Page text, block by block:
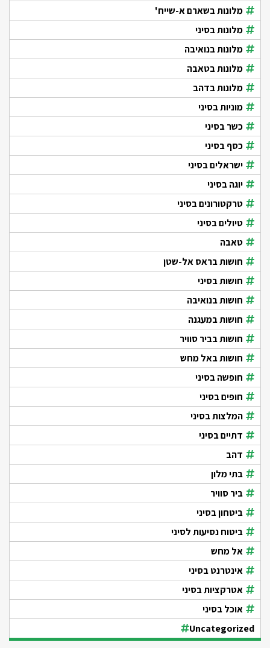
מלונות בשארם א-שייח'
מלונות בסיני
מלונות בנואיבה
מלונות בטאבה
מלונות בדהב
מוניות בסיני
כשר בסיני
כסף בסיני
ישראלים בסיני
יוגה בסיני
טרקטורונים בסיני
טיולים בסיני
טאבה
חושות בראס אל-שטן
חושות בסיני
חושות בנואיבה
חושות במעגנה
חושות בביר סוויר
חושות באל מחש
חופשה בסיני
חופים בסיני
המלצות בסיני
דתיים בסיני
דהב
בתי מלון
ביר סוויר
ביטחון בסיני
ביטוח נסיעות לסיני
אל מחש
אינטרנט בסיני
אטרקציות בסיני
אוכל בסיני
Uncategorized